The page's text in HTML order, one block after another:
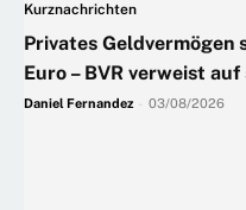
Kurznachrichten
Privates Geldvermögen
Euro – BVR verweist
Daniel Fernandez 03/08/2026